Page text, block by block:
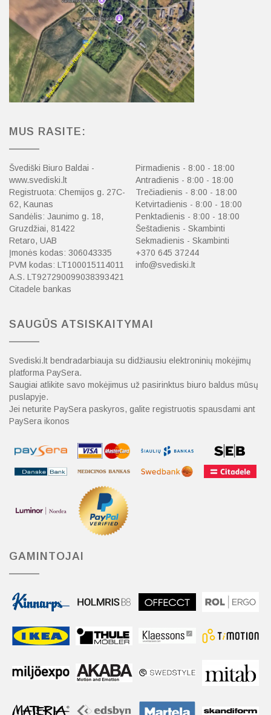
MUS RASITE:
Švediški Biuro Baldai -
www.svediski.lt
Registruota: Chemijos g. 27C-
62, Kaunas
Sandėlis: Jaunimo g. 18,
Gruzdžiai, 81422
Retaro, UAB
Įmonės kodas: 306043335
PVM kodas: LT100015114011
A.S. LT927290099038393421
Citadele bankas
Pirmadienis - 8:00 - 18:00
Antradienis - 8:00 - 18:00
Trečiadienis - 8:00 - 18:00
Ketvirtadienis - 8:00 - 18:00
Penktadienis - 8:00 - 18:00
Šeštadienis - Skambinti
Sekmadienis - Skambinti
+370 645 37244
info@svediski.lt
SAUGŪS ATSISKAITYMAI
Svediski.lt bendradarbiauja su didžiausiu elektroninių mokėjimų
platforma PaySera.
Saugiai atlikite savo mokėjimus už pasirinktus biuro baldus mūsų
puslapyje.
Jei neturite PaySera paskyros, galite registruotis spausdami ant
PaySera ikonos
GAMINTOJAI